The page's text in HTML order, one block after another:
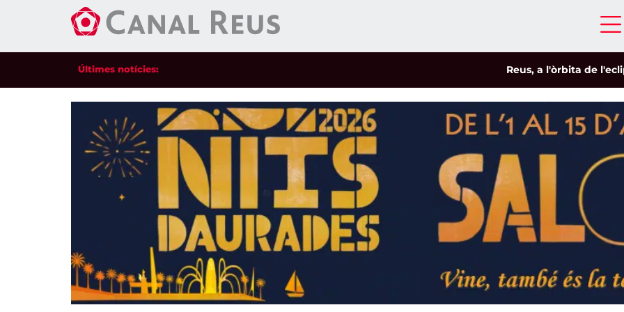
Últimes notícies: Reus, a l'òrbita de l'eclipsi|